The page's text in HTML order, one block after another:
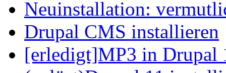
Neuinstallation:
Drupal CMS installieren
[erledigt]MP3 in Drupal